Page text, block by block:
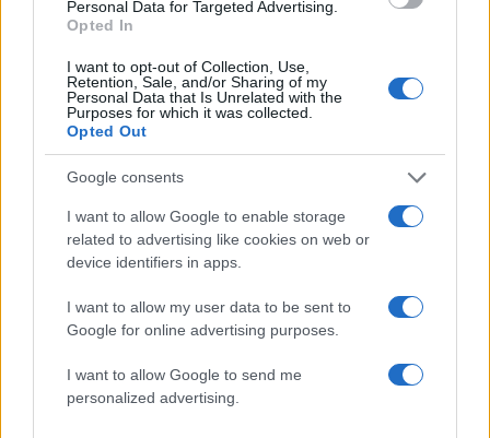
Personal Data for Targeted Advertising.
Opted In
I want to opt-out of Collection, Use,
Retention, Sale, and/or Sharing of my
Personal Data that Is Unrelated with the
Purposes for which it was collected.
Opted Out
Google consents
I want to allow Google to enable storage
related to advertising like cookies on web or
device identifiers in apps.
I want to allow my user data to be sent to
Google for online advertising purposes.
I want to allow Google to send me
personalized advertising.
Πού βρέθηκε το Σάββατο
«καθεστώτος» σε πρόταση
διακυβέρνησης – «Το 2015 ήξερα τι
ήθελα, αλλά δεν ήξερα πώς να το κάνω»
Ο Φειδίας Παναγιώτου πήγε με σορτσάκι
σε εκδήλωση μνήμης για τους
δολοφονημένους Κύπριους ήρωες Ισαάκ
Το οικονομικό πρόγραμμα της ΕΛΑΣ που
θα παρουσιάσει ο Αλέξης Τσίπρας στη
Θεσσαλονίκη: Σχέδιο τετραετίας
Αθλητικά: